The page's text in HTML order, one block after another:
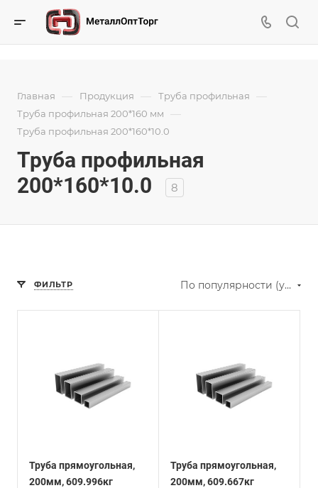
Главная — Продукция — Труба профильная —
Труба профильная 200*160 мм —
Труба профильная 200*160*10.0
Труба профильная
200*160*10.0
8
ФИЛЬТР По популярности (убывание)
Труба прямоугольная,
200мм, 609.996кг
Труба прямоугольная,
200мм, 609.667кг